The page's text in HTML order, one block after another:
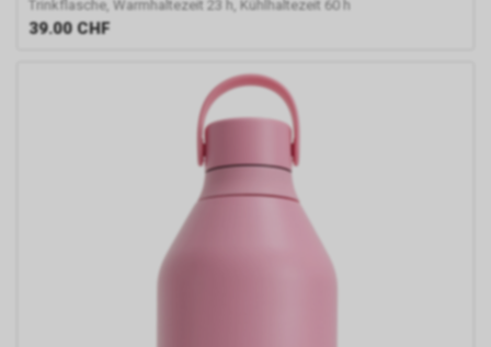
Trinkflasche, Warmhaltezeit 23 h, Kühlhaltezeit 60 h
39.00 CHF